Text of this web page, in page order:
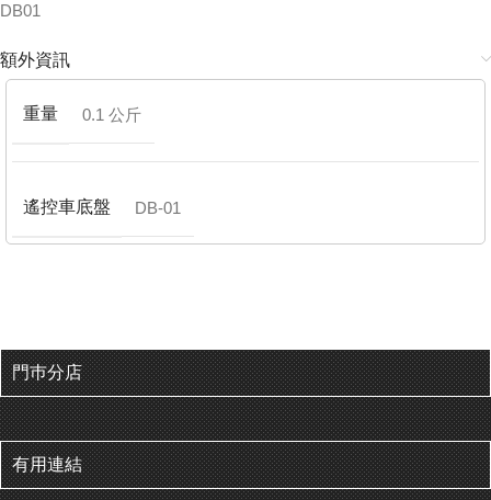
DB01
額外資訊
重量 0.1 公斤
遙控車底盤 DB-01
門巿分店
有用連結